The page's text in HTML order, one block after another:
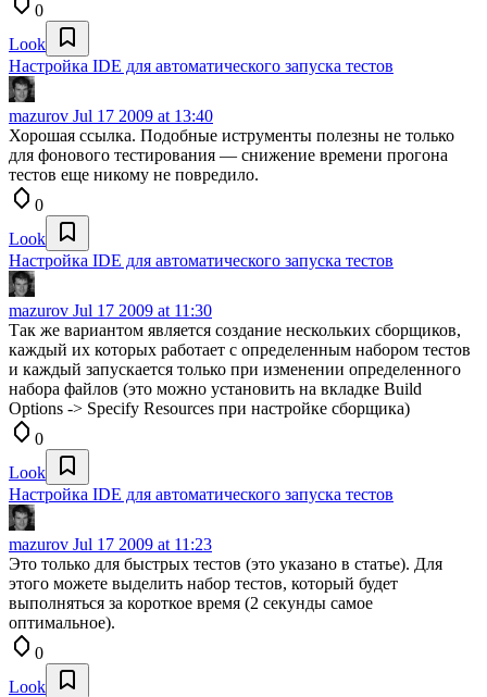
0
Look
Настройка IDE для автоматического запуска тестов
mazurov Jul 17 2009 at 13:40
Хорошая ссылка. Подобные иструменты полезны не только
для фонового тестирования — снижение времени прогона
тестов еще никому не повредило.
0
Look
Настройка IDE для автоматического запуска тестов
mazurov Jul 17 2009 at 11:30
Так же вариантом является создание нескольких сборщиков,
каждый их которых работает с определенным набором тестов
и каждый запускается только при изменении определенного
набора файлов (это можно установить на вкладке Build
Options -> Specify Resources при настройке сборщика)
0
Look
Настройка IDE для автоматического запуска тестов
mazurov Jul 17 2009 at 11:23
Это только для быстрых тестов (это указано в статье). Для
этого можете выделить набор тестов, который будет
выполняться за короткое время (2 секунды самое
оптимальное).
0
Look